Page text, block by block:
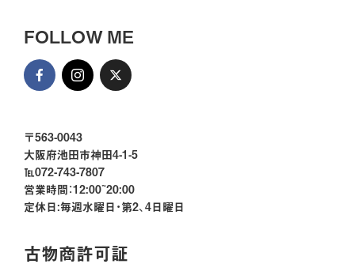
FOLLOW ME
〒563-0043
大阪府池田市神田4-1-5
℡072-743-7807
営業時間：12:00~20:00
定休日:毎週水曜日・第2、4日曜日
古物商許可証